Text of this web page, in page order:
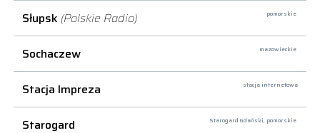
Słupsk (Polskie Radio) pomorskie
Sochaczew mazowieckie
Stacja Impreza stacja internetowa
Starogard Starogard Gdański, pomorskie